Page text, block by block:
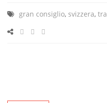
gran consiglio, svizzera,